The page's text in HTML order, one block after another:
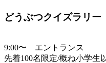
どうぶつクイズラリー
9:00〜 エントランス
先着100名限定/概ね小学生